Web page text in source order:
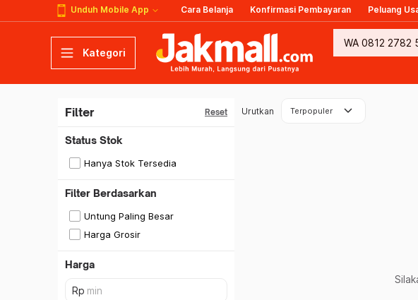
Unduh Mobile App Cara Belanja Konfirmasi Pembayaran Peluang
Kategori
Filter Reset
Status Stok
Hanya Stok Tersedia
Filter Berdasarkan
Untung Paling Besar
Harga Grosir
Harga
Urutkan Terpopuler keyboard_arrow_down